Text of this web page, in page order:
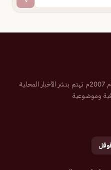
صحيفة إلكترونية سعودية تم تأسيسها عام 2007م تهتم بنشر الأخبار المحلية
وموضوعية